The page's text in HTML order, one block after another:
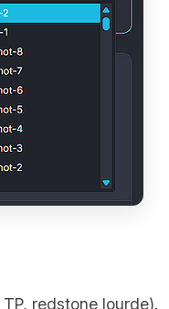
redstone lourde).